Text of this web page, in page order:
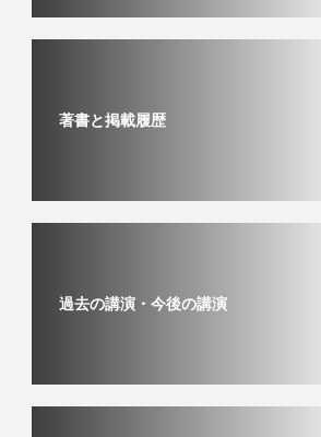
著書と掲載履歴
過去の講演・今後の講演